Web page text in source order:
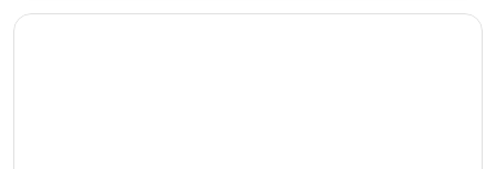
S’ouvre dans une nouvelle fenêtre
B&B HOTEL Geneva Airport